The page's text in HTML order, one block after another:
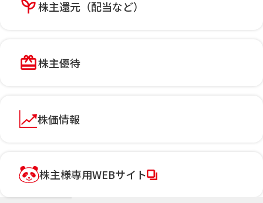
株主還元（配当など）
株主優待
株価情報
株主様専用WEBサイト